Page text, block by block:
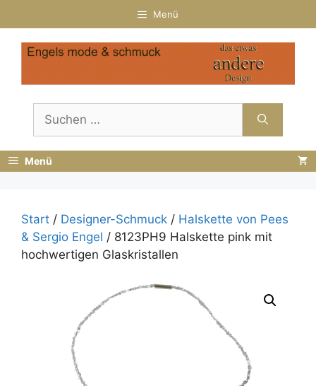
Inhalt
springen
Menü
nach:
Menü
Start / Designer-Schmuck / Halskette von Pees
& Sergio Engel / 8123PH9 Halskette pink mit
hochwertigen Glaskristallen